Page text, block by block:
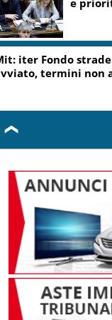
iter Fondo
termini non
❮